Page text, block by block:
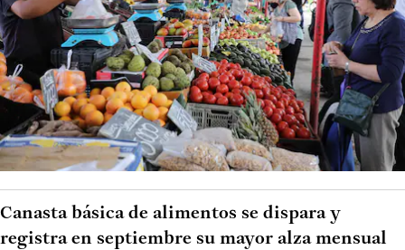
Canasta básica de alimentos se dispara y
registra en septiembre su mayor alza mensual